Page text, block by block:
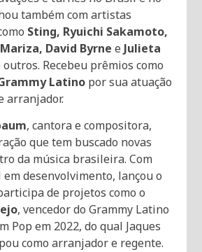
também com artistas
Sting, Ryuichi Sakamoto,
David Byrne e Julieta
Recebeu prêmios como
Latino por sua atuação
arranjador.
, cantora e compositora,
que tem buscado novas
da música brasileira. Com
desenvolvimento, lançou o
de projetos como o
, vencedor do Grammy Latino
Pop em 2022, do qual Jaques
como arranjador e regente.